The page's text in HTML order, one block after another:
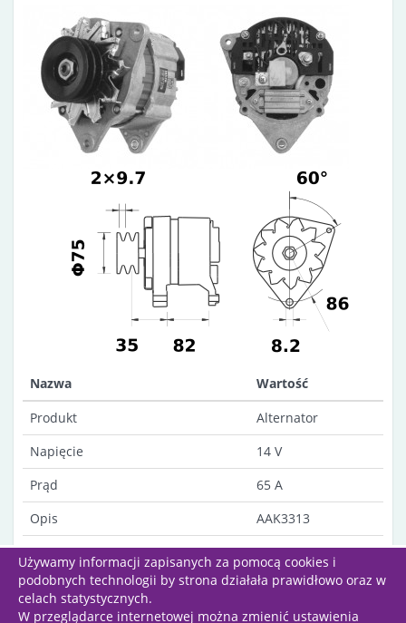
Używamy informacji zapisanych za pomocą cookies i
podobnych technologii by strona działała prawidłowo oraz w
celach statystycznych.
W przeglądarce internetowej można zmienić ustawienia
Nazwa
Wartość
Produkt
Alternator
Napięcie
14 V
Prąd
65 A
Opis
AAK3313
Uwagi
Dust-proof